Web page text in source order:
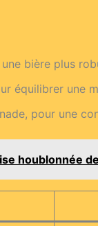
bière plus
équilibrer une
pour une
houblonnée